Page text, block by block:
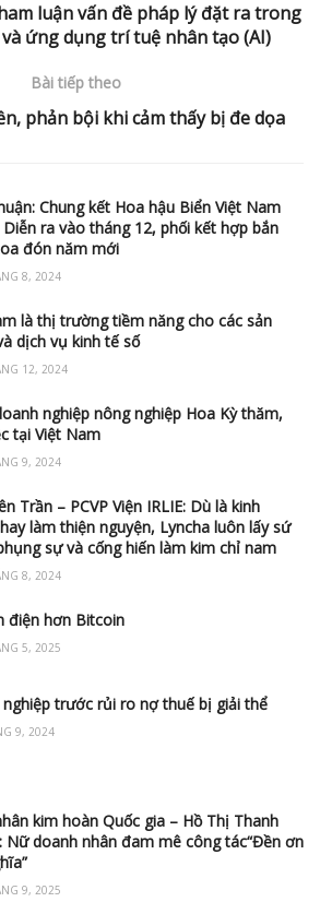
luận vấn đề pháp lý đặt ra trong
ứng dụng trí tuệ nhân tạo (AI)
Bài tiếp theo
phản bội khi cảm thấy bị đe dọa
Chung kết Hoa hậu Biển Việt Nam
Diễn ra vào tháng 12, phối kết hợp bắn
đón năm mới
8, 2024
là thị trường tiềm năng cho các sản
dịch vụ kinh tế số
12, 2024
nghiệp nông nghiệp Hoa Kỳ thăm,
tại Việt Nam
9, 2024
Trần – PCVP Viện IRLIE: Dù là kinh
làm thiện nguyện, Lyncha luôn lấy sứ
sự và cống hiến làm kim chỉ nam
8, 2024
điện hơn Bitcoin
5, 2025
trước rủi ro nợ thuế bị giải thể
9, 2024
kim hoàn Quốc gia – Hồ Thị Thanh
Nữ doanh nhân đam mê công tác“Đền ơn
9, 2025